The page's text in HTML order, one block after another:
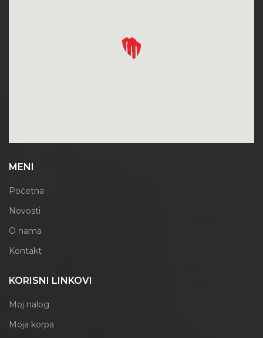
MENI
Početna
Novosti
O nama
Kontakt
KORISNI LINKOVI
Moj nalog
Moja korpa